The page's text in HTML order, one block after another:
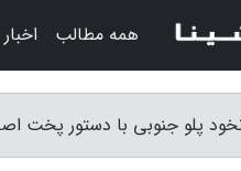
پلو جنوبی با دستور پخت
همه مطالب